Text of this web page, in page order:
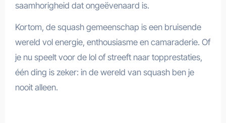
saamhorigheid dat ongeëvenaard is.
Kortom, de squash gemeenschap is een bruisende
wereld vol energie, enthousiasme en camaraderie. Of
je nu speelt voor de lol of streeft naar topprestaties,
één ding is zeker: in de wereld van squash ben je
nooit alleen.